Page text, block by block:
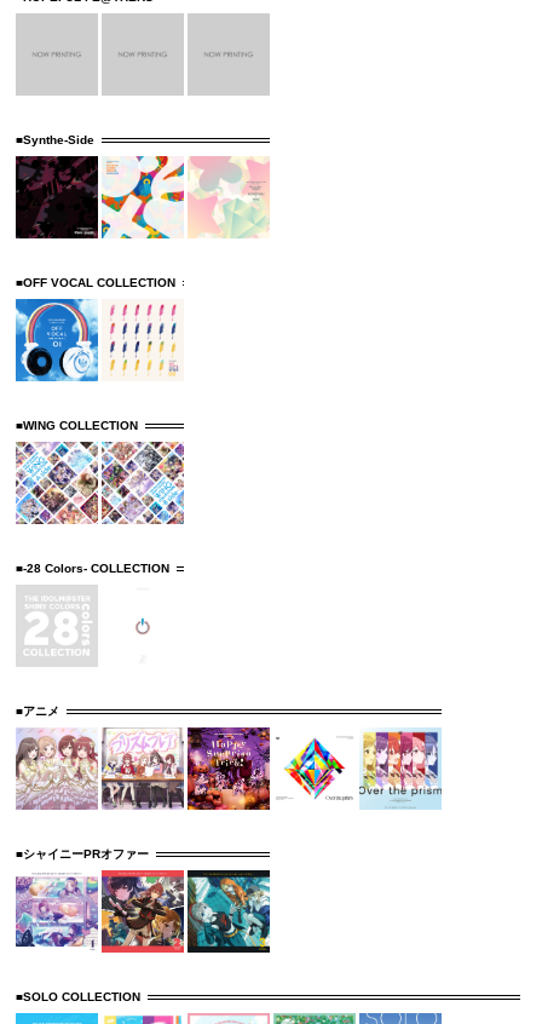
■Synthe-Side
■OFF VOCAL COLLECTION
■WING COLLECTION
■-28 Colors- COLLECTION
■アニメ
■シャイニーPRオファー
■SOLO COLLECTION